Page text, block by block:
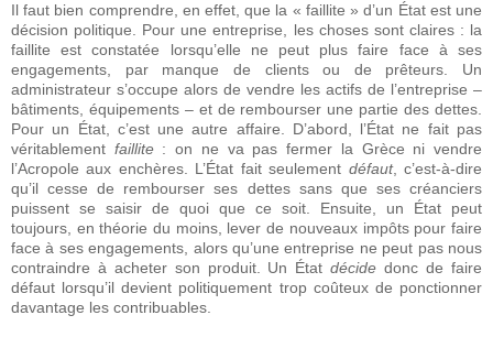
Il faut bien comprendre, en effet, que la « faillite » d’un État est une
décision politique. Pour une entreprise, les choses sont claires : la
faillite est constatée lorsqu’elle ne peut plus faire face à ses
engagements, par manque de clients ou de prêteurs. Un
administrateur s’occupe alors de vendre les actifs de l’entreprise –
bâtiments, équipements – et de rembourser une partie des dettes.
Pour un État, c’est une autre affaire. D’abord, l’État ne fait pas
véritablement faillite: on ne va pas fermer la Grèce ni vendre
l’Acropole aux enchères. L’État fait seulement défaut, c’est-à-dire
qu’il cesse de rembourser ses dettes sans que ses créanciers
puissent se saisir de quoi que ce soit. Ensuite, un État peut
toujours, en théorie du moins, lever de nouveaux impôts pour faire
face à ses engagements, alors qu’une entreprise ne peut pas nous
contraindre à acheter son produit. Un Étatdécide donc de faire
défaut lorsqu’il devient politiquement trop coûteux de ponctionner
davantage les contribuables.